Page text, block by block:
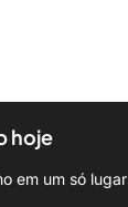
hoje
em um só lugar